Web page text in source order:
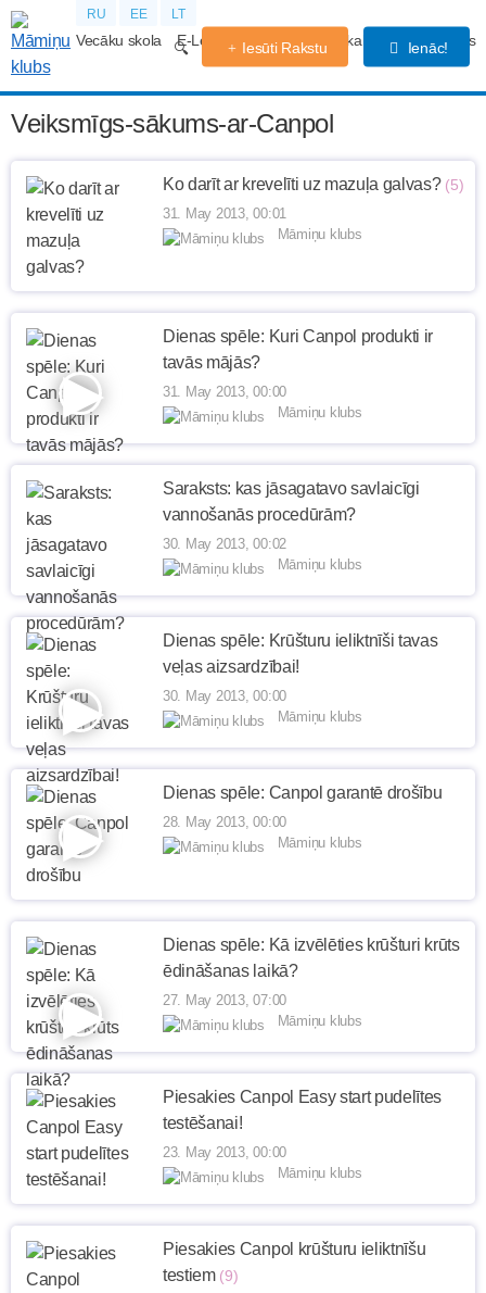
RU EE LT
Vecāku skola E-Lekcijas Grūtniecības kalendārs Forums
Iesūti Rakstu Ienāc!
Veiksmīgs-sākums-ar-Canpol
Ko darīt ar krevelīti uz mazuļa galvas? (5)
31. May 2013, 00:01
Māmiņu klubs
Dienas spēle: Kuri Canpol produkti ir
tavās mājās?
31. May 2013, 00:00
Māmiņu klubs
Saraksts: kas jāsagatavo savlaicīgi
vannošanās procedūrām?
30. May 2013, 00:02
Māmiņu klubs
Dienas spēle: Krūšturu ieliktnīši tavas
veļas aizsardzībai!
30. May 2013, 00:00
Māmiņu klubs
Dienas spēle: Canpol garantē drošību
28. May 2013, 00:00
Māmiņu klubs
Dienas spēle: Kā izvēlēties krūšturi krūts
ēdināšanas laikā?
27. May 2013, 07:00
Māmiņu klubs
Piesakies Canpol Easy start pudelītes
testēšanai!
23. May 2013, 00:00
Māmiņu klubs
Piesakies Canpol krūšturu ieliktnīšu
testiem (9)